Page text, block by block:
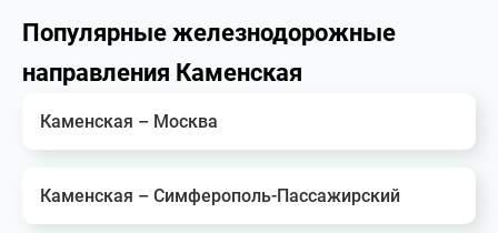
Популярные железнодорожные
направления Каменская
Каменская – Москва
Каменская – Симферополь-Пассажирский